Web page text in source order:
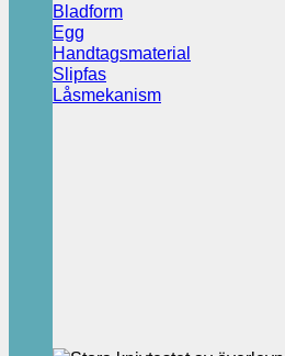
Bladform
Egg
Handtagsmaterial
Slipfas
Låsmekanism